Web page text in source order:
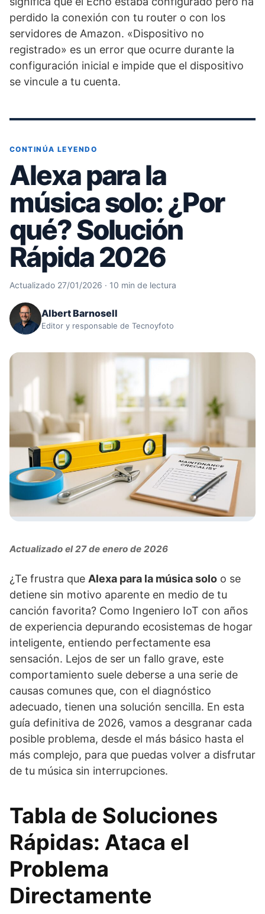
perdido la conexión con tu router o con los
servidores de Amazon. «Dispositivo no
registrado» es un error que ocurre durante la
configuración inicial e impide que el dispositivo
se vincule a tu cuenta.
CONTINÚA LEYENDO
Alexa para la
música solo: ¿Por
qué? Solución
Rápida 2026
Actualizado 27/01/2026 · 10 min de lectura
Albert Barnosell
Editor y responsable de Tecnoyfoto
Actualizado el 27 de enero de 2026
¿Te frustra que Alexa para la música solo o se
detiene sin motivo aparente en medio de tu
canción favorita? Como Ingeniero IoT con años
de experiencia depurando ecosistemas de hogar
inteligente, entiendo perfectamente esa
sensación. Lejos de ser un fallo grave, este
comportamiento suele deberse a una serie de
causas comunes que, con el diagnóstico
adecuado, tienen una solución sencilla. En esta
guía definitiva de 2026, vamos a desgranar cada
posible problema, desde el más básico hasta el
más complejo, para que puedas volver a disfrutar
de tu música sin interrupciones.
Tabla de Soluciones
Rápidas: Ataca el
Problema
Directamente